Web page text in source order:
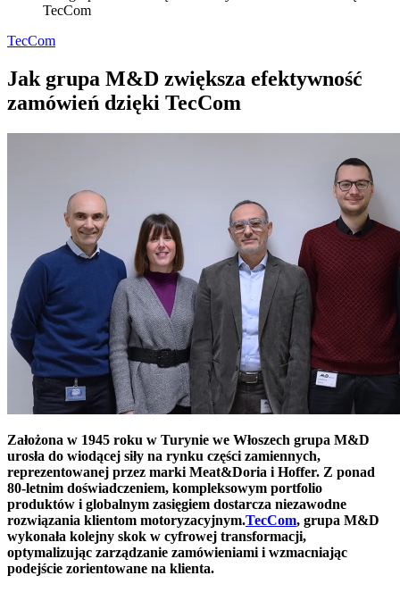
TecCom
TecCom
Jak grupa M&D zwiększa efektywność
zamówień dzięki TecCom
Założona w 1945 roku w Turynie we Włoszech grupa M&D
urosła do wiodącej siły na rynku części zamiennych,
reprezentowanej przez marki Meat&Doria i Hoffer. Z ponad
80-letnim doświadczeniem, kompleksowym portfolio
produktów i globalnym zasięgiem dostarcza niezawodne
rozwiązania klientom motoryzacyjnym.TecCom, grupa M&D
wykonała kolejny skok w cyfrowej transformacji,
optymalizując zarządzanie zamówieniami i wzmacniając
podejście zorientowane na klienta.